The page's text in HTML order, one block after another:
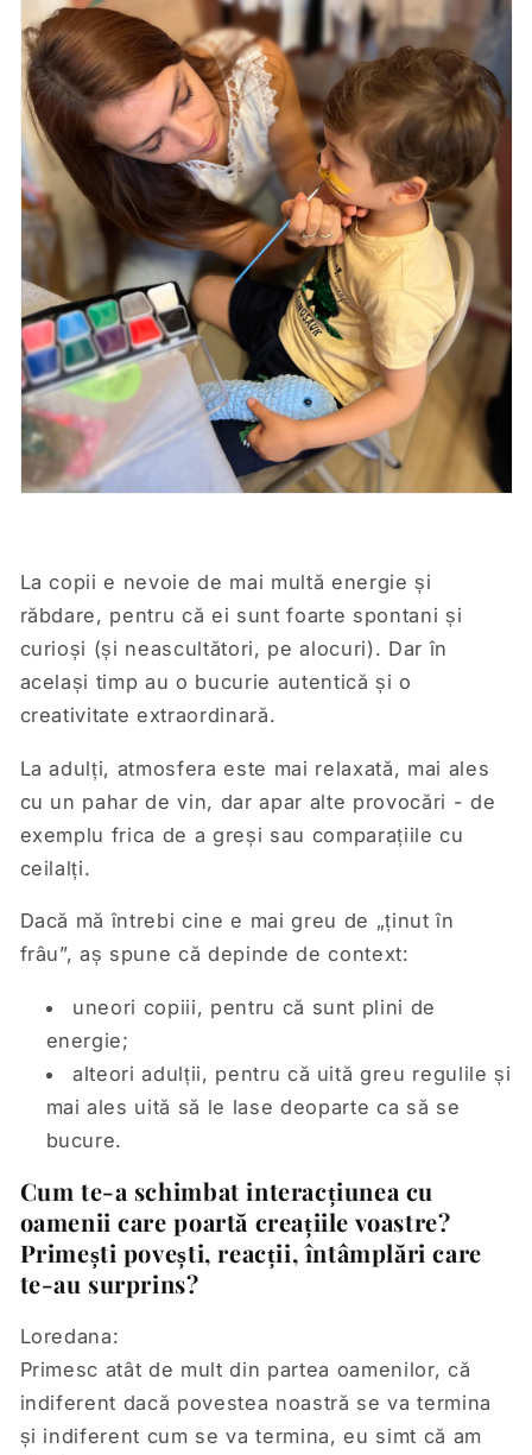
La copii e nevoie de mai multă energie și
răbdare, pentru că ei sunt foarte spontani și
curioși (și neascultători, pe alocuri). Dar în
același timp au o bucurie autentică și o
creativitate extraordinară.
La adulți, atmosfera este mai relaxată, mai ales
cu un pahar de vin, dar apar alte provocări - de
exemplu frica de a greși sau comparațiile cu
ceilalți.
Dacă mă întrebi cine e mai greu de „ținut în
frâu”, aș spune că depinde de context:
uneori copiii, pentru că sunt plini de
energie;
alteori adulții, pentru că uită greu regulile și
mai ales uită să le lase deoparte ca să se
bucure.
Cum te-a schimbat interacțiunea cu
oamenii care poartă creațiile voastre?
Primești povești, reacții, întâmplări care
te-au surprins?
Loredana:
Primesc atât de mult din partea oamenilor, că
indiferent dacă povestea noastră se va termina
și indiferent cum se va termina, eu simt că am